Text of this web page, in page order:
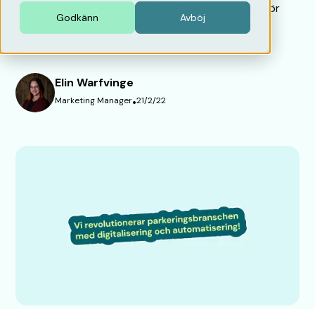
Godkänn Avböj
fastighetsnära tjänster. Detta gör att parkering bör
vara en central del av varje fastighetsägares eller
Elin Warfvinge
Marketing Manager•21/2/22